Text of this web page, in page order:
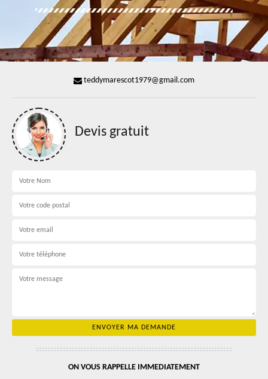
teddymarescot1979@gmail.com
Devis gratuit
ON VOUS RAPPELLE IMMEDIATEMENT